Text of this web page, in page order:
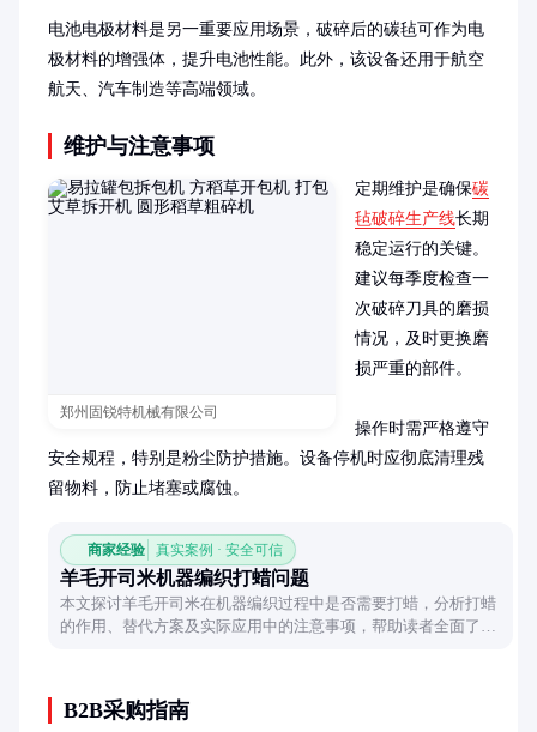
电池电极材料是另一重要应用场景，破碎后的碳毡可作为电
极材料的增强体，提升电池性能。此外，该设备还用于航空
航天、汽车制造等高端领域。
维护与注意事项
郑州固锐特机械有限公司
定期维护是确保碳
毡破碎生产线长期
稳定运行的关键。
建议每季度检查一
次破碎刀具的磨损
情况，及时更换磨
损严重的部件。
操作时需严格遵守
安全规程，特别是粉尘防护措施。设备停机时应彻底清理残
留物料，防止堵塞或腐蚀。
商家经验 真实案例 · 安全可信
羊毛开司米机器编织打蜡问题
本文探讨羊毛开司米在机器编织过程中是否需要打蜡，分析打蜡
的作用、替代方案及实际应用中的注意事项，帮助读者全面了解
B2B采购指南